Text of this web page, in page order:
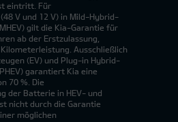
eintritt. Für
V und 12 V) in Mild-Hybrid-
gilt die Kia-Garantie für
ab der Erstzulassung,
Ausschließlich
(EV) und Plug-in Hybrid-
garantiert Kia eine
70 %. Die
der Batterie in HEV- und
nicht durch die Garantie
möglichen